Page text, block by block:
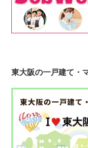
東大阪の一戸建て・